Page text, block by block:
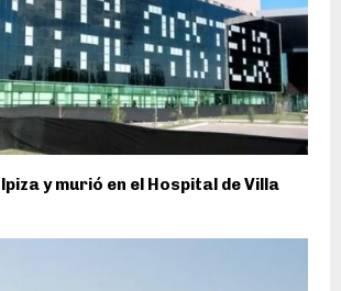
y murió en el Hospital de Villa